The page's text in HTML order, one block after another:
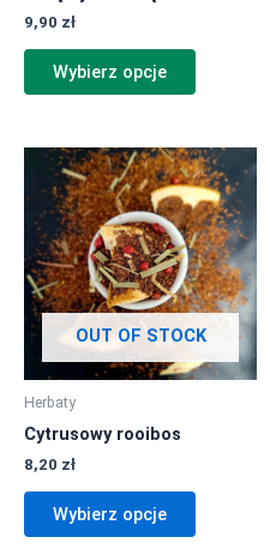
9,90 zł
Wybierz opcje
OUT OF STOCK
Herbaty
Cytrusowy rooibos
8,20 zł
Wybierz opcje
Ten
produkt
ma
wiele
wariantów.
Opcje
można
wybrać